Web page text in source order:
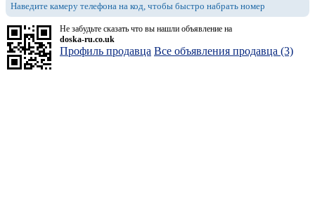
Наведите камеру телефона на код, чтобы быстро набрать номер
Не забудьте сказать что вы нашли объявление на
doska-ru.co.uk
Профиль продавца Все объявления продавца (3)